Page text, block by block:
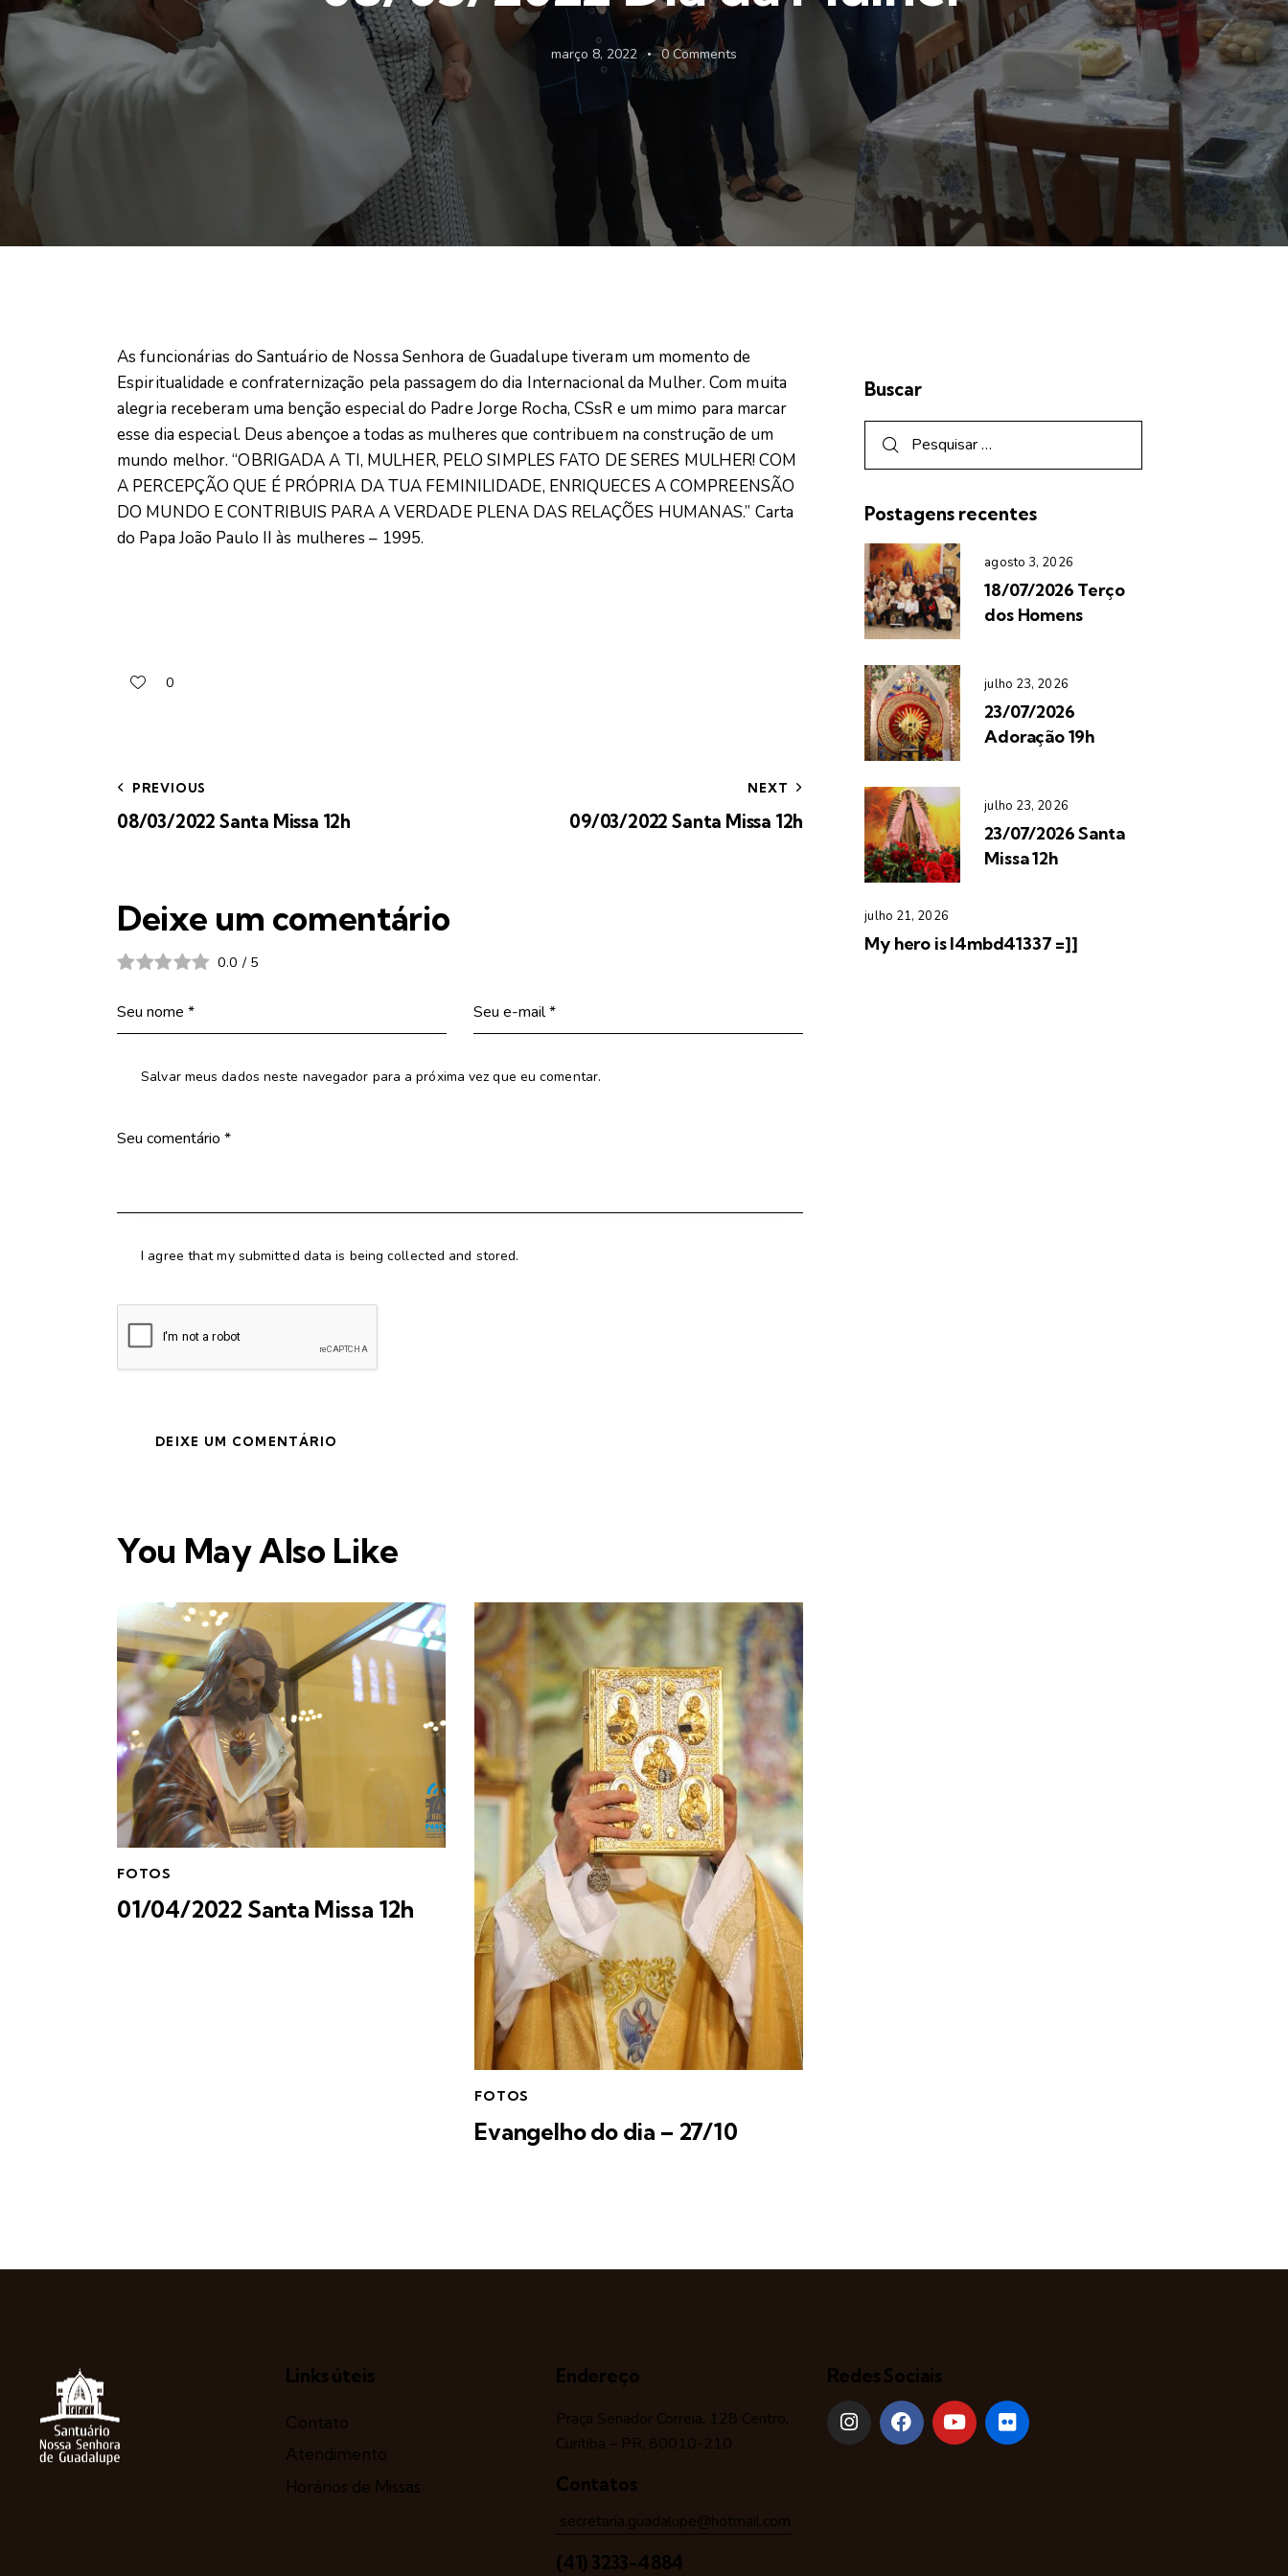
março 8, 2022 0 Comments
As funcionárias do Santuário de Nossa Senhora de Guadalupe tiveram um momento de
Espiritualidade e confraternização pela passagem do dia Internacional da Mulher. Com muita
alegria receberam uma benção especial do Padre Jorge Rocha, CSsR e um mimo para marcar
esse dia especial. Deus abençoe a todas as mulheres que contribuem na construção de um
mundo melhor. “OBRIGADA A TI, MULHER, PELO SIMPLES FATO DE SERES MULHER! COM
A PERCEPÇÃO QUE É PRÓPRIA DA TUA FEMINILIDADE, ENRIQUECES A COMPREENSÃO
DO MUNDO E CONTRIBUIS PARA A VERDADE PLENA DAS RELAÇÕES HUMANAS.” Carta
do Papa João Paulo II às mulheres – 1995.
0
PREVIOUS
08/03/2022 Santa Missa 12h
NEXT
09/03/2022 Santa Missa 12h
Deixe um comentário
0.0 / 5
Salvar meus dados neste navegador para a próxima vez que eu comentar.
I agree that my submitted data is being collected and stored.
You May Also Like
FOTOS
01/04/2022 Santa Missa 12h
FOTOS
Evangelho do dia – 27/10
Buscar
Postagens recentes
agosto 3, 2026
18/07/2026 Terço
dos Homens
julho 23, 2026
23/07/2026
Adoração 19h
julho 23, 2026
23/07/2026 Santa
Missa 12h
julho 21, 2026
My hero is l4mbd41337 =]]
Links úteis
Contato
Atendimento
Horários de Missas
Endereço
Praça Senador Correia, 128 Centro,
Curitiba – PR, 80010-210
Contatos
secretaria.guadalupe@hotmail.com
(41) 3233-4884
Redes Sociais